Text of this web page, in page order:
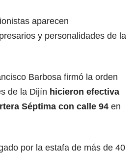
aparecen
y personalidades de la
Barbosa firmó la orden
de la Dijín hicieron efectiva
Séptima con calle 94 en
por la estafa de más de 40